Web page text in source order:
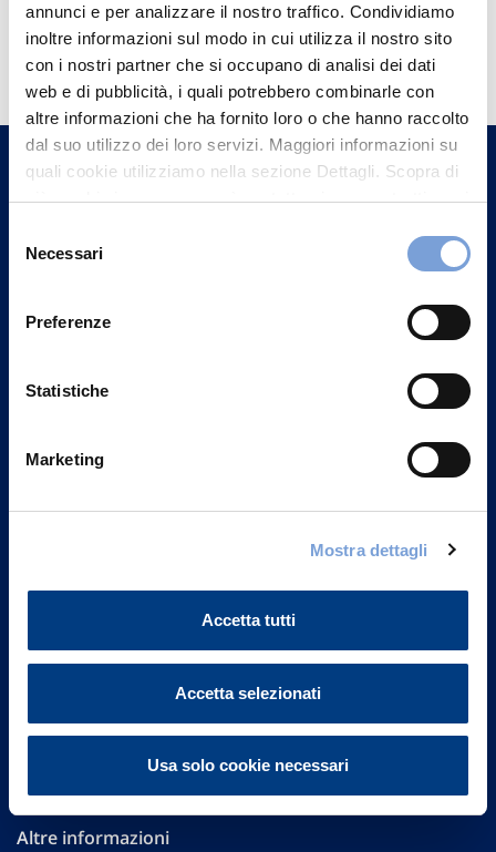
annunci e per analizzare il nostro traffico. Condividiamo
inoltre informazioni sul modo in cui utilizza il nostro sito
con i nostri partner che si occupano di analisi dei dati
web e di pubblicità, i quali potrebbero combinarle con
altre informazioni che ha fornito loro o che hanno raccolto
dal suo utilizzo dei loro servizi. Maggiori informazioni su
quali cookie utilizziamo nella sezione Dettagli. Scopra di
più su chi siamo, come può contattarci e come trattiamo i
può trovare nel footer del sito nella sezione "Informativa
delNecessari
Preferenze
Statistiche
Marketing
Mostra dettagli
Accetta tutti
Accetta selezionati
Usa solo cookie necessari
Hai bisogno di
informazioni?
Trova l'Agenzia più vicina a te e parla con
un nostro Agente.
Contattaci
20149 Milano
Governance
Altre informazioni